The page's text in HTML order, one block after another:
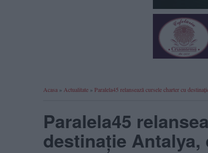
Acasa » Actualitate » Paralela45 relansează cursele charter cu
Paralela45
destinație